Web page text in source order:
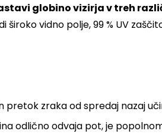
globino vizirja v treh
vidno polje, 99 % UV
pretok zraka od spredaj nazaj
odlično odvaja pot, je